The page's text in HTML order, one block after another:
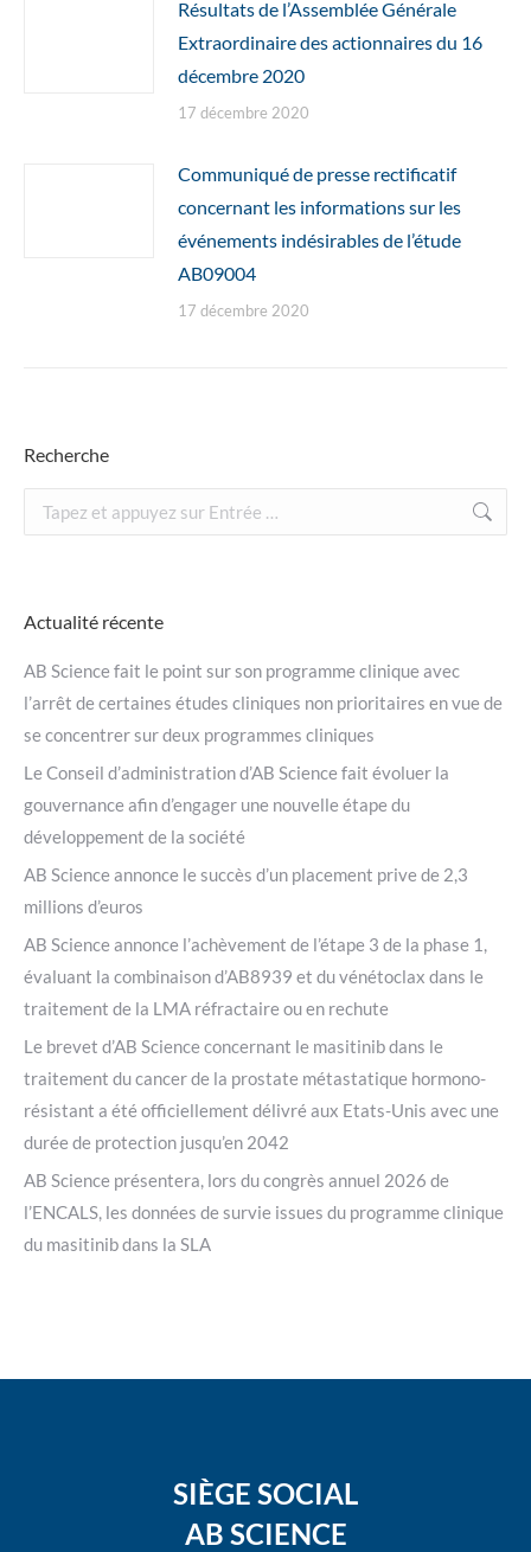
Résultats de l’Assemblée Générale
Extraordinaire des actionnaires du 16
décembre 2020
17 décembre 2020
Communiqué de presse rectificatif
concernant les informations sur les
événements indésirables de l’étude
AB09004
17 décembre 2020
Recherche
Recherche
:
Actualité récente
AB Science fait le point sur son programme clinique avec
l’arrêt de certaines études cliniques non prioritaires en vue de
se concentrer sur deux programmes cliniques
Le Conseil d’administration d’AB Science fait évoluer la
gouvernance afin d’engager une nouvelle étape du
développement de la société
AB Science annonce le succès d’un placement prive de 2,3
millions d’euros
AB Science annonce l’achèvement de l’étape 3 de la phase 1,
évaluant la combinaison d’AB8939 et du vénétoclax dans le
traitement de la LMA réfractaire ou en rechute
Le brevet d’AB Science concernant le masitinib dans le
traitement du cancer de la prostate métastatique hormono-
résistant a été officiellement délivré aux Etats-Unis avec une
durée de protection jusqu’en 2042
AB Science présentera, lors du congrès annuel 2026 de
l’ENCALS, les données de survie issues du programme clinique
du masitinib dans la SLA
SIÈGE SOCIAL
AB SCIENCE